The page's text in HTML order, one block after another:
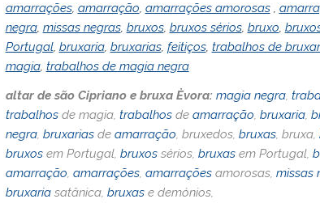
s
A
p
p
Pr
e
ss
o
k.
c
o
m
e
dI
n
bl
r
amarrações, amarração, amarrações amorosas,
negra, missas negras, bruxos, bruxos sérios, bruxo,
Portugal, bruxaria, bruxarias, feitiços, trabalhos de
magia, trabalhos de magia negra
altar de são Cipriano e bruxa Èvora: magia negra,
trabalhosde magia, trabalhosde amarração bruxaria,
negra, bruxariasde amarração , bruxedos, bruxas, bruxa,
bruxosem Portugal, bruxossérios, bruxasem Portugal,
amarração amarrações, amarraçõesamorosas, missas
bruxariasatânica, bruxase demónios,